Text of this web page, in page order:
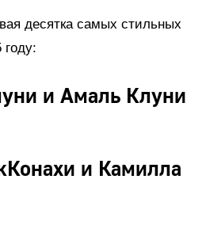
десятка самых стильных
году:
и Амаль Клуни
и Камилла